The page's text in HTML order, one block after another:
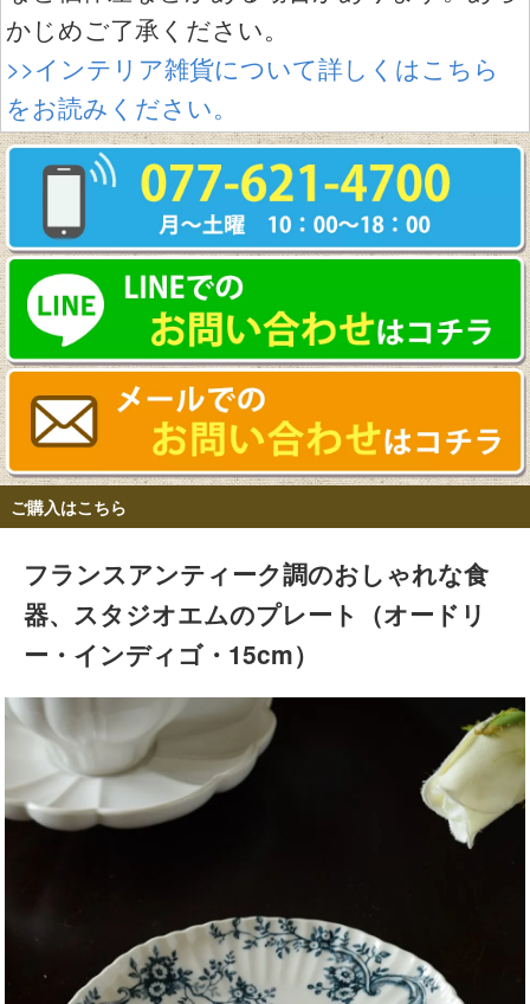
かじめご了承ください。
>>インテリア雑貨について詳しくはこちら
をお読みください。
ご購入はこちら
フランスアンティーク調のおしゃれな食
器、スタジオエムのプレート（オードリ
ー・インディゴ・15cm）